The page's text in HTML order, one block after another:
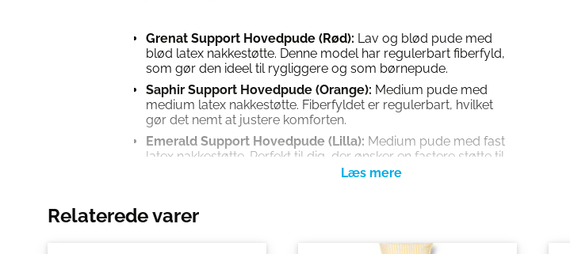
Grenat Support Hovedpude (Rød): Lav og blød pude med
blød latex nakkestøtte. Denne model har regulerbart fiberfyld,
som gør den ideel til rygliggere og som børnepude.
Saphir Support Hovedpude (Orange): Medium pude med
medium latex nakkestøtte. Fiberfyldet er regulerbart, hvilket
gør det nemt at justere komforten.
Emerald Support Hovedpude (Lilla): Medium pude med fast
latex nakkestøtte. Perfekt til dig, der ønsker en fastere støtte til
som giver ekstra åndbarhed og komfort.
X-høj pude med hård latex
Relaterede varer